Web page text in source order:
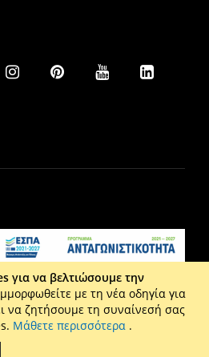
201 800 - Ε: eshop@maison.gr -
: 036110316000
All rights reserved.
για να βελτιώσουμε την
με τη νέα οδηγία για
να ζητήσουμε τη συναίνεσή σας
Μάθετε περισσότερα .